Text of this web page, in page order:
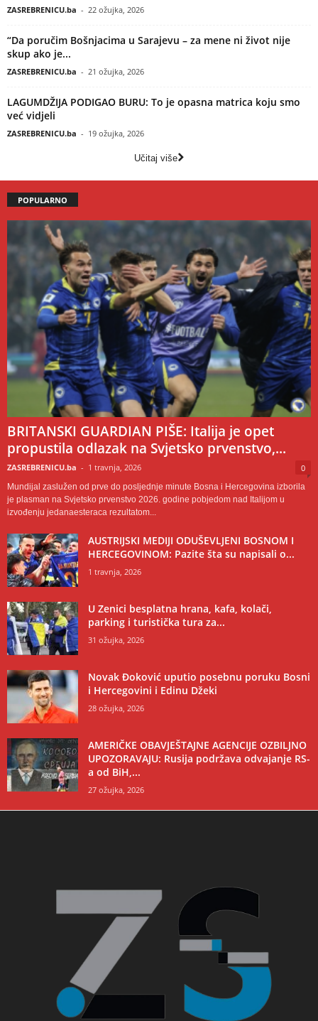
ZASREBRENICU.ba - 22 ožujka, 2026
“Da poručim Bošnjacima u Sarajevu – za mene ni život nije
skup ako je...
ZASREBRENICU.ba - 21 ožujka, 2026
LAGUMDŽIJA PODIGAO BURU: To je opasna matrica koju smo
već vidjeli
ZASREBRENICU.ba - 19 ožujka, 2026
Učitaj više
POPULARNO
BRITANSKI GUARDIAN PIŠE: Italija je opet
propustila odlazak na Svjetsko prvenstvo,...
ZASREBRENICU.ba - 1 travnja, 2026 0
Mundijal zaslužen od prve do posljednje minute Bosna i Hercegovina izborila
je plasman na Svjetsko prvenstvo 2026. godine pobjedom nad Italijom u
izvođenju jedanaesteraca rezultatom...
AUSTRIJSKI MEDIJI ODUŠEVLJENI BOSNOM I
HERCEGOVINOM: Pazite šta su napisali o...
1 travnja, 2026
U Zenici besplatna hrana, kafa, kolači,
parking i turistička tura za...
31 ožujka, 2026
Novak Đoković uputio posebnu poruku Bosni
i Hercegovini i Edinu Džeki
28 ožujka, 2026
AMERIČKE OBAVJEŠTAJNE AGENCIJE OZBILJNO
UPOZORAVAJU: Rusija podržava odvajanje RS-
a od BiH,...
27 ožujka, 2026